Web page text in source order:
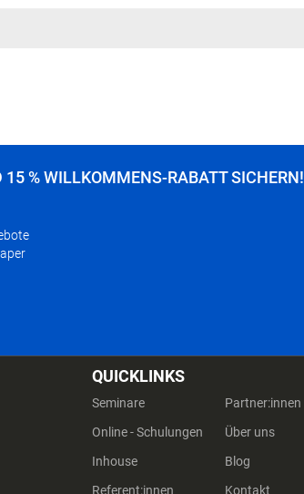
% WILLKOMMENS-RABATT SICHERN!
QUICKLINKS
Seminare
Online - Schulungen
Inhouse
Referent:innen
Partner:innen
Über uns
Blog
Kontakt